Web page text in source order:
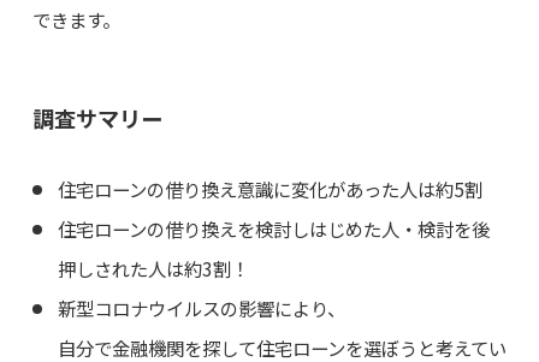
できます。
調査サマリー
住宅ローンの借り換え意識に変化があった人は約5割
住宅ローンの借り換えを検討しはじめた人・検討を後
押しされた人は約3割！
新型コロナウイルスの影響により、
自分で金融機関を探して住宅ローンを選ぼうと考えてい